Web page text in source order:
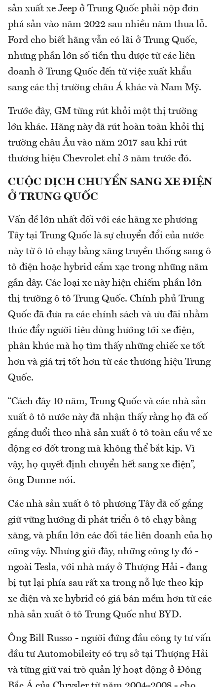
sản xuất xe Jeep ở Trung Quốc phải nộp đơn
phá sản vào năm 2022 sau nhiều năm thua lỗ.
Ford cho biết hãng vẫn có lãi ở Trung Quốc,
nhưng phần lớn số tiền thu được từ các liên
doanh ở Trung Quốc đến từ việc xuất khẩu
sang các thị trường châu Á khác và Nam Mỹ.
Trước đây, GM từng rút khỏi một thị trường
lớn khác. Hãng này đã rút hoàn toàn khỏi thị
trường châu Âu vào năm 2017 sau khi rút
thương hiệu Chevrolet chỉ 3 năm trước đó.
CUỘC DỊCH CHUYỂN SANG XE ĐIỆN
Ở TRUNG QUỐC
Vấn đề lớn nhất đối với các hãng xe phương
Tây tại Trung Quốc là sự chuyển đổi của nước
này từ ô tô chạy bằng xăng truyền thống sang ô
tô điện hoặc hybrid cắm xạc trong những năm
gần đây. Các loại xe này hiện chiếm phần lớn
thị trường ô tô Trung Quốc. Chính phủ Trung
Quốc đã đưa ra các chính sách và ưu đãi nhằm
thúc đẩy người tiêu dùng hướng tới xe điện,
phân khúc mà họ tìm thấy những chiếc xe tốt
hơn và giá trị tốt hơn từ các thương hiệu Trung
Quốc.
“Cách đây 10 năm, Trung Quốc và các nhà sản
xuất ô tô nước này đã nhận thấy rằng họ đã cố
gắng đuổi theo nhà sản xuất ô tô toàn cầu về xe
động cơ đốt trong mà không thể bắt kịp. Vì
vậy, họ quyết định chuyển hết sang xe điện”,
ông Dunne nói.
Các nhà sản xuất ô tô phương Tây đã cố gắng
giữ vững hướng đi phát triển ô tô chạy bằng
xăng, và phần lớn các đối tác liên doanh của họ
cũng vậy. Nhưng giờ đây, những công ty đó -
ngoài Tesla, với nhà máy ở Thượng Hải - đang
bị tụt lại phía sau rất xa trong nỗ lực theo kịp
xe điện và xe hybrid có giá bán mềm hơn từ các
nhà sản xuất ô tô Trung Quốc như BYD.
Ông Bill Russo - người đứng đầu công ty tư vấn
đầu tư Automobileity có trụ sở tại Thượng Hải
và từng giữ vai trò quản lý hoạt động ở Đông